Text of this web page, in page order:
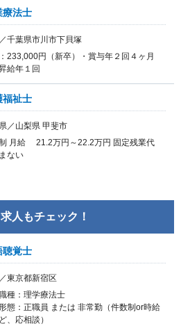
療法士
千葉県市川市下貝塚
233,000円（新卒）・賞与年２回４ヶ月
給年１回
福祉士
／山梨県 甲斐市
月給 21.2万円～22.2万円 固定残業代
ない
人もチェック！
聴覚士
東京都新宿区
種：理学療法士
態：正職員 または 非常勤（件数制or時給
、応相談）